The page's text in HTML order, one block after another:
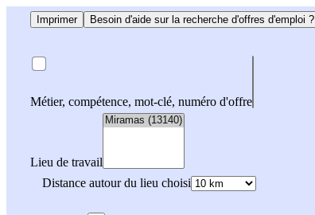
Imprimer Besoin d'aide sur la recherche d'offres d'emploi ?
Métier, compétence, mot-clé, numéro d'offre
Lieu de travail
Distance autour du lieu choisi